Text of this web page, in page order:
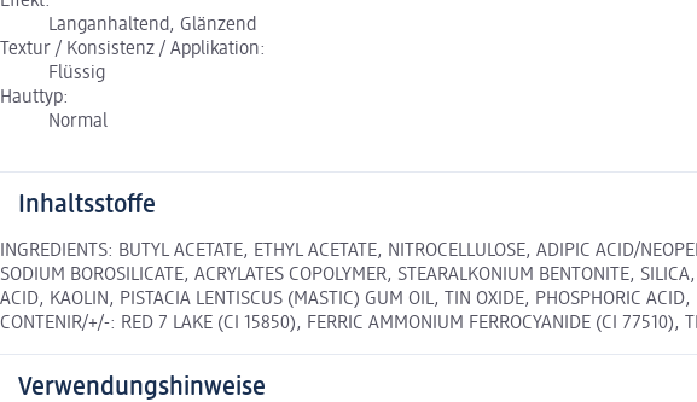
Langanhaltend, Glänzend
Textur / Konsistenz / Applikation:
Flüssig
Hauttyp:
Normal
Inhaltsstoffe
INGREDIENTS: BUTYL ACETATE, ETHYL ACETATE, NITROCELLULOSE, ADIPIC ACID/
SODIUM BOROSILICATE, ACRYLATES COPOLYMER, STEARALKONIUM BENTONITE,
ACID, KAOLIN, PISTACIA LENTISCUS (MASTIC) GUM OIL, TIN OXIDE, PHOSPHORIC
CONTENIR/+/-: RED 7 LAKE (CI 15850), FERRIC AMMONIUM FERROCYANIDE (CI 77510),
Verwendungshinweise